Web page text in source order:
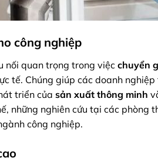
công nghiệp
nối quan trọng trong việc chuyển
tế. Chúng giúp các doanh
triển của sản xuất thông minh
những nghiên cứu tại các phòng
công nghiệp.